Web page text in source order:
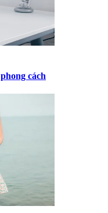
cách